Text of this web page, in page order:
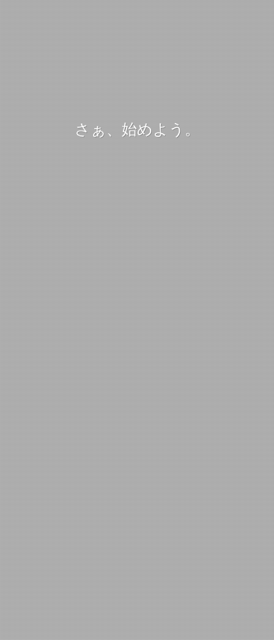
さぁ、始めよう。